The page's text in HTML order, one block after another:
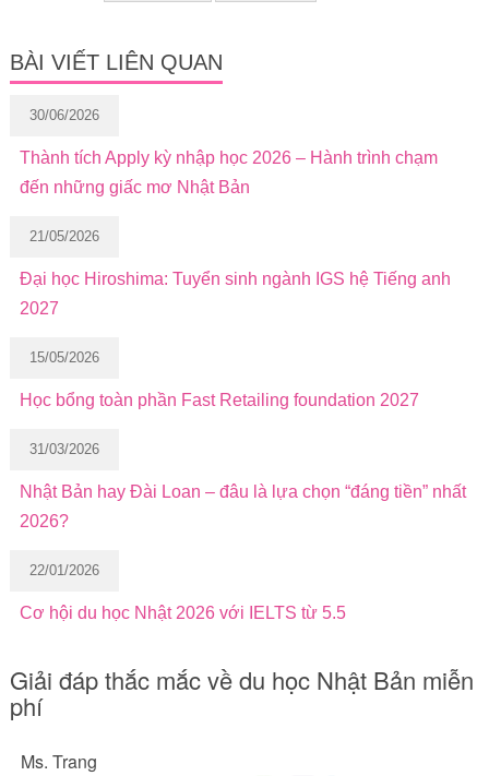
BÀI VIẾT LIÊN QUAN
30/06/2026
Thành tích Apply kỳ nhập học 2026 – Hành trình chạm
đến những giấc mơ Nhật Bản
21/05/2026
Đại học Hiroshima: Tuyển sinh ngành IGS hệ Tiếng anh
2027
15/05/2026
Học bổng toàn phần Fast Retailing foundation 2027
31/03/2026
Nhật Bản hay Đài Loan – đâu là lựa chọn “đáng tiền” nhất
2026?
22/01/2026
Cơ hội du học Nhật 2026 với IELTS từ 5.5
Giải đáp thắc mắc về du học Nhật Bản miễn
phí
Ms. Trang